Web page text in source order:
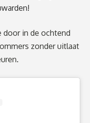
door in de ochtend
zonder uitlaat